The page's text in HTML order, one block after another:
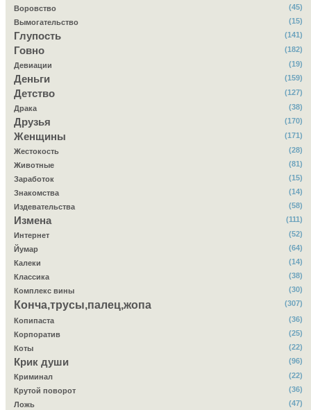
Воровство
(45)
Вымогательство
(15)
Глупость (141)
Говно
(182)
Девиации
(19)
Деньги (159)
Детство
(127)
Драка
(38)
Друзья (170)
Женщины
(171)
Жестокость
(28)
Животные
(81)
Заработок
(15)
Знакомства
(14)
Издевательства
(58)
Измена
(111)
Интернет
(52)
Йумар
(64)
Калеки
(14)
Классика
(38)
Комплекс вины
(30)
Конча,трусы,палец,жопа (307)
Копипаста
(36)
Корпоратив
(25)
Коты
(22)
Крик души
(96)
Криминал
(22)
Крутой поворот
(36)
Ложь
(47)